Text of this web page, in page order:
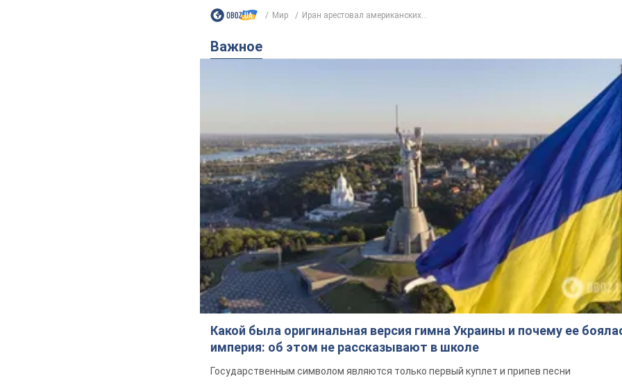
Мир Иран арестовал американских...
Важное
Какой была оригинальная версия гимна Украины и почему ее
империя: об этом не рассказывают в школе
Государственным символом являются только первый куплет и припев песни